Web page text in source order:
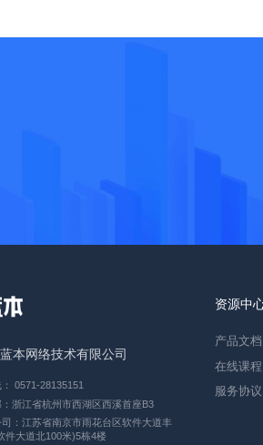
本网络技术有限公司
0571-28135151
浙江省杭州市西湖区西溪首座B3
：江苏省南京市雨花台区软件大道丰
件大道北100米)5栋4楼
资源中
产品文档
在线课程
服务协议